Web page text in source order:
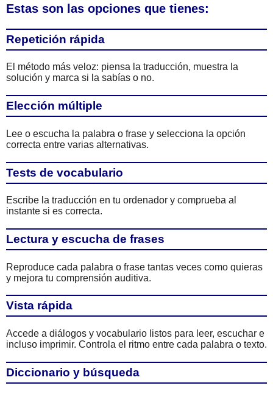
Estas son las opciones que tienes:
Repetición rápida
El método más veloz: piensa la traducción, muestra la
solución y marca si la sabías o no.
Elección múltiple
Lee o escucha la palabra o frase y selecciona la opción
correcta entre varias alternativas.
Tests de vocabulario
Escribe la traducción en tu ordenador y comprueba al
instante si es correcta.
Lectura y escucha de frases
Reproduce cada palabra o frase tantas veces como quieras
y mejora tu comprensión auditiva.
Vista rápida
Accede a diálogos y vocabulario listos para leer, escuchar e
incluso imprimir. Controla el ritmo entre cada palabra o texto.
Diccionario y búsqueda